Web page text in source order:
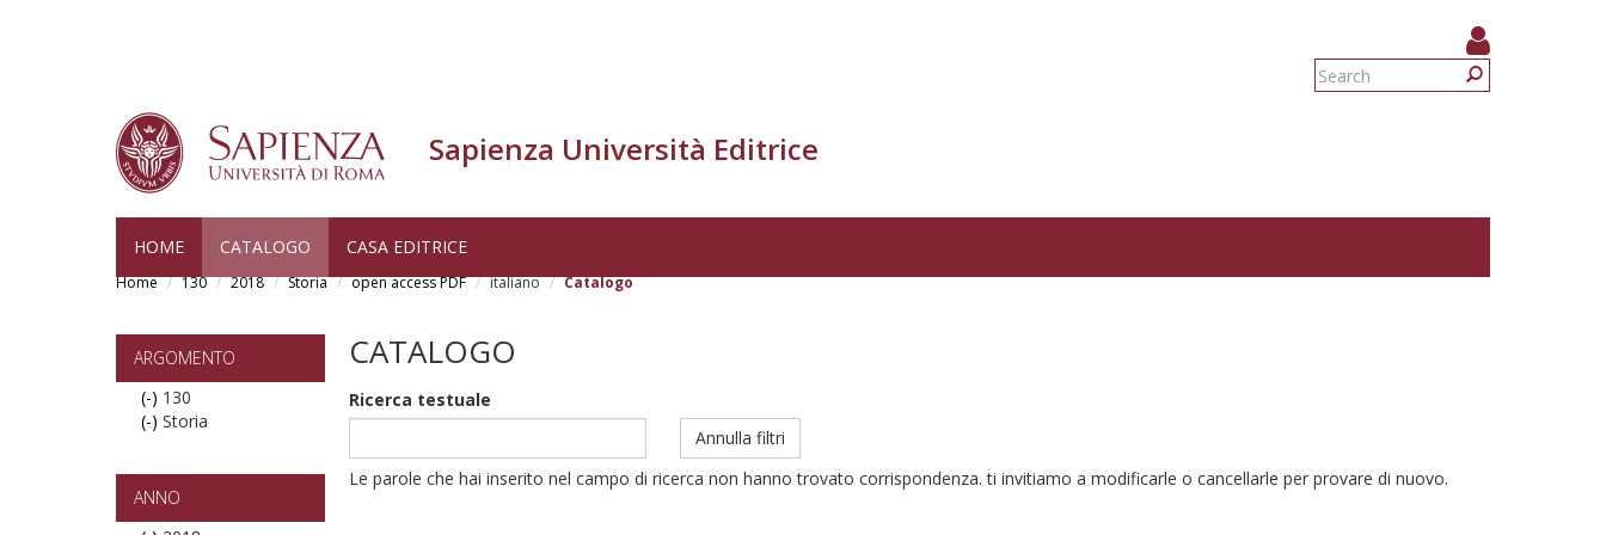
Search
Sapienza Università Editrice
HOME CATALOGO CASA EDITRICE
Home 130 2018 Storia open access PDF italiano Catalogo
ARGOMENTO
(-) Remove
130
130
(-) Remove
filter
Storia
ANNO
CATALOGO
Ricerca testuale
Annulla filtri
Le parole che hai inserito nel campo di ricerca non hanno trovato corrispondenza. ti invitiamo a modificarle o cancellarle per provare di nuovo.